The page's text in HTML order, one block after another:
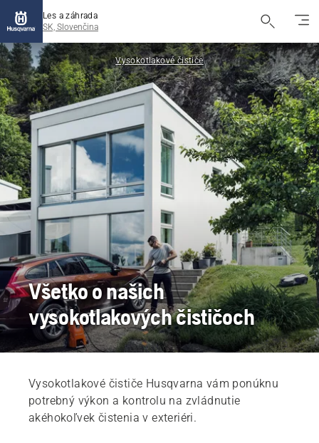
Les a záhrada
SK, Slovenčina
Vysokotlakové čističe
Všetko o našich
vysokotlakových čističoch
Vysokotlakové čističe Husqvarna vám ponúknu
potrebný výkon a kontrolu na zvládnutie
akéhokoľvek čistenia v exteriéri.